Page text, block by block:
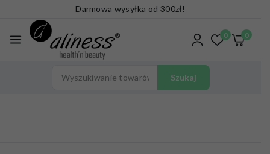
Darmowa wysyłka od 300zł!
0 0
Szukaj